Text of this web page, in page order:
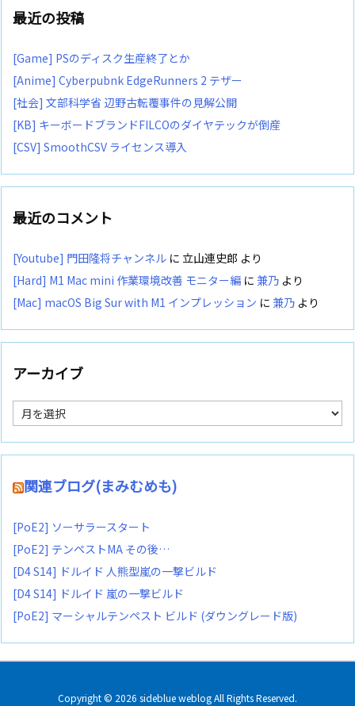
最近の投稿
[Game] PSのディスク生産終了とか
[Anime] Cyberpubnk EdgeRunners 2 テザー
[社会] 文部科学省 辺野古転覆事件の見解公開
[KB] キーボードブランドFILCOのダイヤテックが倒産
[CSV] SmoothCSV ライセンス導入
最近のコメント
[Youtube] 門田隆将チャンネル に 立山連史郎 より
[Hard] M1 Mac mini 作業環境改善 モニター編 に 兼乃 より
[Mac] macOS Big Sur with M1 インプレッション に 兼乃 より
アーカイブ
ア
ー
カ
イ
関連ブログ(まみむめも)
[PoE2] ソーサラースタート
[PoE2] テンペストMA その後…
[D4 S14] ドルイド 人熊型嵐の一撃ビルド
[D4 S14] ドルイド 嵐の一撃ビルド
[PoE2] マーシャルテンペスト ビルド (ダウングレード版)
Copyright © 2026 sideblue weblogAll Rights Reserved.